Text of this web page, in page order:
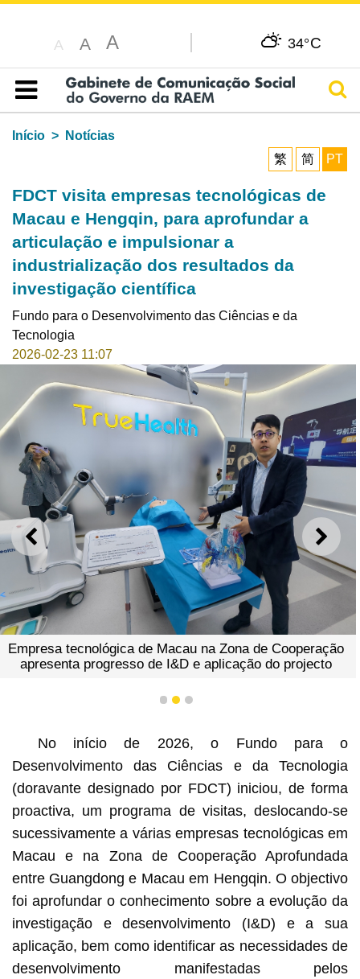
A A A 34°C
Índice
Início
Notícias
繁
简 PT
FDCT visita empresas tecnológicas de
Macau e Hengqin, para aprofundar a
articulação e impulsionar a
industrialização dos resultados da
investigação científica
Fundo para o Desenvolvimento das Ciências e da
Tecnologia
2026-02-23 11:07
ANTERIOR
Macau na Zona de Cooperação
I&D e aplicação do projecto
Representante de
Zona de
táctil flexível de
1 2 3
No início de 2026, o Fundo para o
Desenvolvimento das Ciências e da Tecnologia
(doravante designado por FDCT) iniciou, de forma
proactiva, um programa de visitas, deslocando-se
sucessivamente a várias empresas tecnológicas em
Macau e na Zona de Cooperação Aprofundada
entre Guangdong e Macau em Hengqin. O objectivo
foi aprofundar o conhecimento sobre a evolução da
investigação e desenvolvimento (I&D) e a sua
aplicação, bem como identificar as necessidades de
desenvolvimento manifestadas pelos